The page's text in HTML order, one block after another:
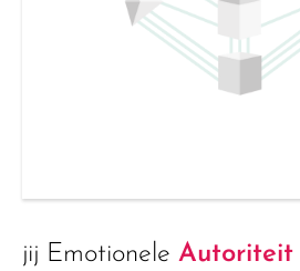
jij Emotionele Autoriteit